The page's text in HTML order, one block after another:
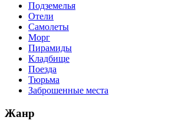
Подземелья
Отели
Самолеты
Морг
Пирамиды
Кладбище
Поезда
Тюрьма
Заброшенные места
Жанр